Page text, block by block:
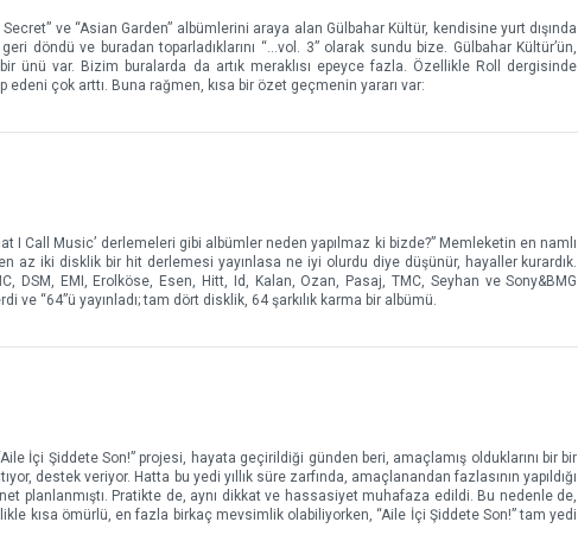
ve “Asian Garden” albümlerini araya alan Gülbahar Kültür, kendisine yurt dışında
döndü ve buradan toparladıklarını “…vol. 3” olarak sundu bize. Gülbahar Kültür’ün,
ünü var. Bizim buralarda da artık meraklısı epeyce fazla. Özellikle Roll dergisinde
edeni çok arttı. Buna rağmen, kısa bir özet geçmenin yararı var:
I Call Music’ derlemeleri gibi albümler neden yapılmaz ki bizde?” Memleketin en namlı
az iki disklik bir hit derlemesi yayınlasa ne iyi olurdu diye düşünür, hayaller kurardık.
DSM, EMI, Erolköse, Esen, Hitt, Id, Kalan, Ozan, Pasaj, TMC, Seyhan ve Sony&BMG
ve “64”ü yayınladı; tam dört disklik, 64 şarkılık karma bir albümü.
İçi Şiddete Son!” projesi, hayata geçirildiği günden beri, amaçlamış olduklarını bir bir
destek veriyor. Hatta bu yedi yıllık süre zarfında, amaçlanandan fazlasının yapıldığı
planlanmıştı. Pratikte de, aynı dikkat ve hassasiyet muhafaza edildi. Bu nedenle de,
kısa ömürlü, en fazla birkaç mevsimlik olabiliyorken, “Aile İçi Şiddete Son!” tam yedi